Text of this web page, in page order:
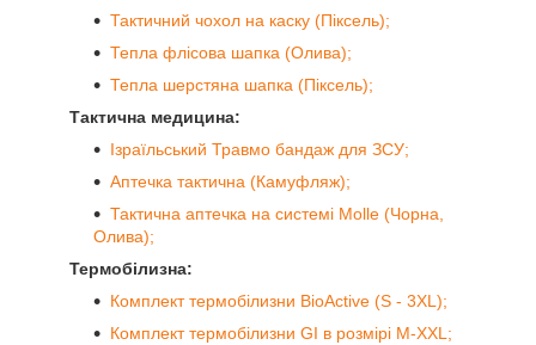
Тактичний чохол на каску (Піксель);
Тепла флісова шапка (Олива);
Тепла шерстяна шапка (Піксель);
Тактична медицина:
Ізраїльський Травмо бандаж для ЗСУ;
Аптечка тактична (Камуфляж);
Тактична аптечка на системі Molle (Чорна,
Олива);
Термобілизна:
Комплект термобілизни BioActive (S - 3XL);
Комплект термобілизни GI в розмірі M-XXL;